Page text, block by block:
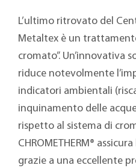
L’ultimo ritrovato del
Metaltex è un
cromato”. Un’innovativa
riduce notevolmente
indicatori ambientali
inquinamento delle
rispetto al sistema di
CHROMETHERM®
grazie a una eccellente